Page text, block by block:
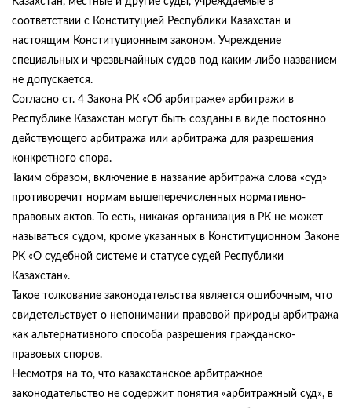
соответствии с Конституцией Республики Казахстан и
настоящим Конституционным законом. Учреждение
специальных и чрезвычайных судов под каким-либо названием
не допускается.
Согласно ст. 4 Закона РК «Об арбитраже» арбитражи в
Республике Казахстан могут быть созданы в виде постоянно
действующего арбитража или арбитража для разрешения
конкретного спора.
Таким образом, включение в название арбитража слова «суд»
противоречит нормам вышеперечисленных нормативно-
правовых актов. То есть, никакая организация в РК не может
называться судом, кроме указанных в Конституционном Законе
РК «О судебной системе и статусе судей Республики
Казахстан».
Такое толкование законодательства является ошибочным, что
свидетельствует о непонимании правовой природы арбитража
как альтернативного способа разрешения гражданско-
правовых споров.
Несмотря на то, что казахстанское арбитражное
законодательство не содержит понятия «арбитражный суд», в